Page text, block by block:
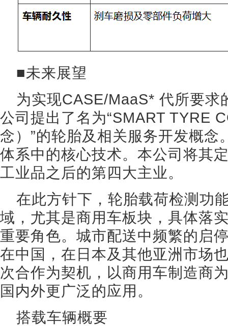
■未来展望
为实现CASE/MaaS* 代所要求
公司提出了名为“SMART TYRE
念）”的轮胎及相关服务开发概念
体系中的核心技术。本公司将其
工业品之后的第四大主业。
在此方针下，轮胎载荷检测功
域，尤其是商用车板块，具体落
重要角色。城市配送中频繁的启
在中国，在日本及其他亚洲市场
次合作为契机，以商用车制造商
国内外更广泛的应用。
搭载车辆概要